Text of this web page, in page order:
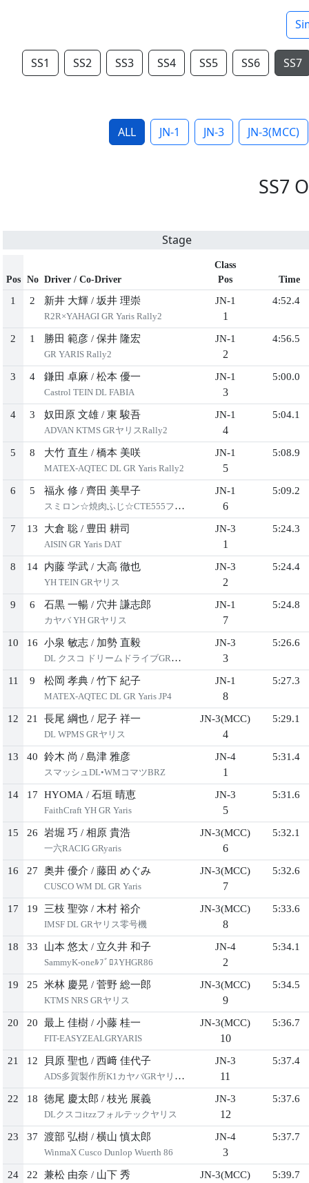
SS1 SS2 SS3 SS4 SS5 SS6 SS7
ALL JN-1 JN-3 JN-3(MCC)
SS7
Stage
Pos No Driver / Co-Driver
Class
Pos
Time
1 2 新井 大輝 / 坂井 理崇
R2R×YAHAGI GR Yaris Rally2
JN-1
1
4:52.4
2 1 勝田 範彦 / 保井 隆宏
GR YARIS Rally2
JN-1
2
4:56.5
3 4 鎌田 卓麻 / 松本 優一
Castrol TEIN DL FABIA
JN-1
3
5:00.0
4 3 奴田原 文雄 / 東 駿吾
ADVAN KTMS GRヤリスRally2
JN-1
4
5:04.1
5 8 大竹 直生 / 橋本 美咲
MATEX-AQTEC DL GR Yaris Rally2
JN-1
5
5:08.9
6 5 福永 修 / 齊田 美早子
スミロン☆焼肉ふじ☆CTE555ファビア
JN-1
6
5:09.2
7 13 大倉 聡 / 豊田 耕司
AISIN GR Yaris DAT
JN-3
1
5:24.3
8 14 内藤 学武 / 大高 徹也
YH TEIN GRヤリス
JN-3
2
5:24.4
9 6 石黒 一暢 / 穴井 謙志郎
カヤバ YH GRヤリス
JN-1
7
5:24.8
10 16 小泉 敏志 / 加勢 直毅
DL クスコ ドリームドライブGRヤリス
JN-3
3
5:26.6
11 9 松岡 孝典 / 竹下 紀子
MATEX-AQTEC DL GR Yaris JP4
JN-1
8
5:27.3
12 21 長尾 綱也 / 尼子 祥一
DL WPMS GRヤリス
JN-3(MCC)
4
5:29.1
13 40 鈴木 尚 / 島津 雅彦
スマッシュDL•WMコマツBRZ
JN-4
1
5:31.4
14 17 HYOMA / 石垣 晴恵
FaithCraft YH GR Yaris
JN-3
5
5:31.6
15 26 岩堀 巧 / 相原 貴浩
一六RACIG GRyaris
JN-3(MCC)
6
5:32.1
16 27 奥井 優介 / 藤田 めぐみ
CUSCO WM DL GR Yaris
JN-3(MCC)
7
5:32.6
17 19 三枝 聖弥 / 木村 裕介
IMSF DL GRヤリス零号機
JN-3(MCC)
8
5:33.6
18 33 山本 悠太 / 立久井 和子
SammyK-oneﾙﾌﾞﾛｽYHGR86
JN-4
2
5:34.1
19 25 米林 慶晃 / 菅野 総一郎
KTMS NRS GRヤリス
JN-3(MCC)
9
5:34.5
20 20 最上 佳樹 / 小藤 桂一
FIT-EASYZEALGRYARIS
JN-3(MCC)
10
5:36.7
21 12 貝原 聖也 / 西﨑 佳代子
ADS多賀製作所K1カヤバGRヤリスDL
JN-3
11
5:37.4
22 18 徳尾 慶太郎 / 枝光 展義
DLクスコitzzフォルテックヤリス
JN-3
12
5:37.6
23 37 渡部 弘樹 / 横山 慎太郎
WinmaX Cusco Dunlop Wuerth 86
JN-4
3
5:37.7
24 22 兼松 由奈 / 山下 秀 JN-3(MCC) 5:39.7